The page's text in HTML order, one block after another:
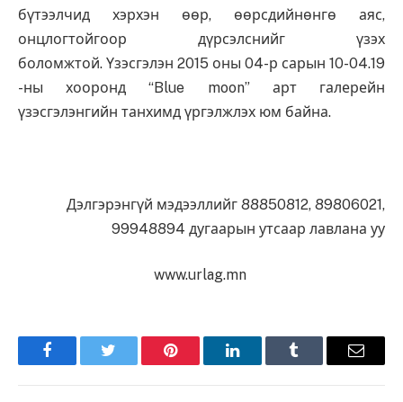
бүтээлчид хэрхэн өөр, өөрсдийнөнгө аяс,
онцлогтойгоор дүрсэлснийг үзэх
боломжтой. Үзэсгэлэн 2015 оны 04-р сарын 10-04.19
-ны хооронд “Blue moon” арт галерейн
үзэсгэлэнгийн танхимд үргэлжлэх юм байна.
Дэлгэрэнгүй мэдээллийг 88850812, 89806021,
99948894 дугаарын утсаар лавлана уу
www.urlag.mn
FacebookTwitter Pinterest LinkedInTumblr Имэйл